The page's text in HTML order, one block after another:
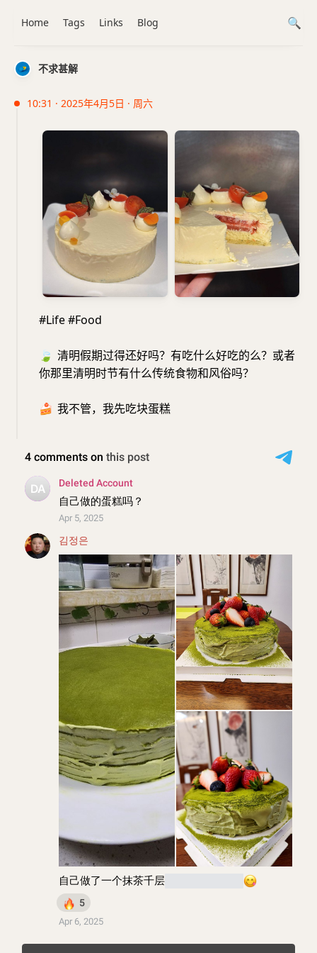
不求甚解
10:31 · 2025年4月5日 · 周六
#Life #Food
🍃 清明假期过得还好吗？有吃什么好吃的么？或者
你那里清明时节有什么传统食物和风俗吗？
🍰 我不管，我先吃块蛋糕
Home Tags Links Blog